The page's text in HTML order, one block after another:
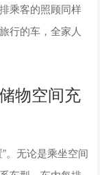
乘客的照顾同样
行的车，全家人
物空间充
。无论是乘坐空间